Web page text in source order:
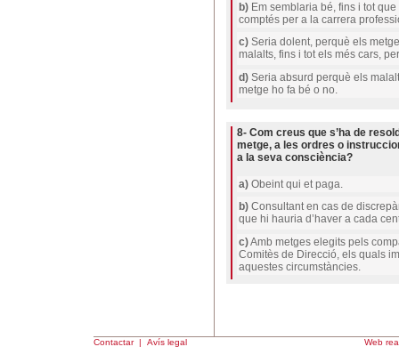
b) Em semblaria bé, fins i tot
comptés per a la carrera
c) Seria dolent, perquè els
malalts, fins i tot els més cars,
d) Seria absurd perquè els
metge ho fa bé o no.
8- Com creus que s’ha de
metge, a les ordres o
a la seva consciència?
a) Obeint qui et paga.
b) Consultant en cas de
que hi hauria d’haver a cada
c)Amb metges elegits pels
Comitès de Direcció, els quals
aquestes circumstàncies.
Contactar| Avís legal Web